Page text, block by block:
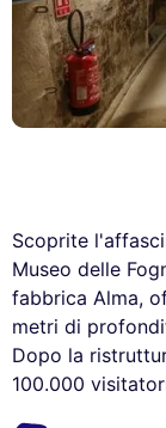
Scoprite
Museo delle
fabbrica Alma,
metri di
Dopo la
100.000